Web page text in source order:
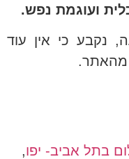
ועוגמת נפש.
נקבע כי אין עוד
מהאתר.
בתל אביב- יפו,